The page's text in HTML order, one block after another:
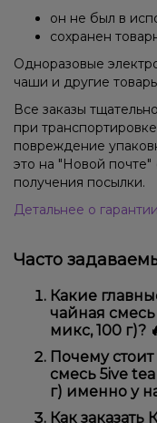
он не был в
сохранен
Одноразовые
чаши и другие
Все заказы
при
повреждение
это на "Новой почте"
получения посылки.
Детальнее о гарантии
Часто
Какие
чайная
микс, 100 г)?
Кальянная
микс, 100 г)
удобством
Почему
смесь 5ive
г) именно у
Мы предлагаем
Как заказать